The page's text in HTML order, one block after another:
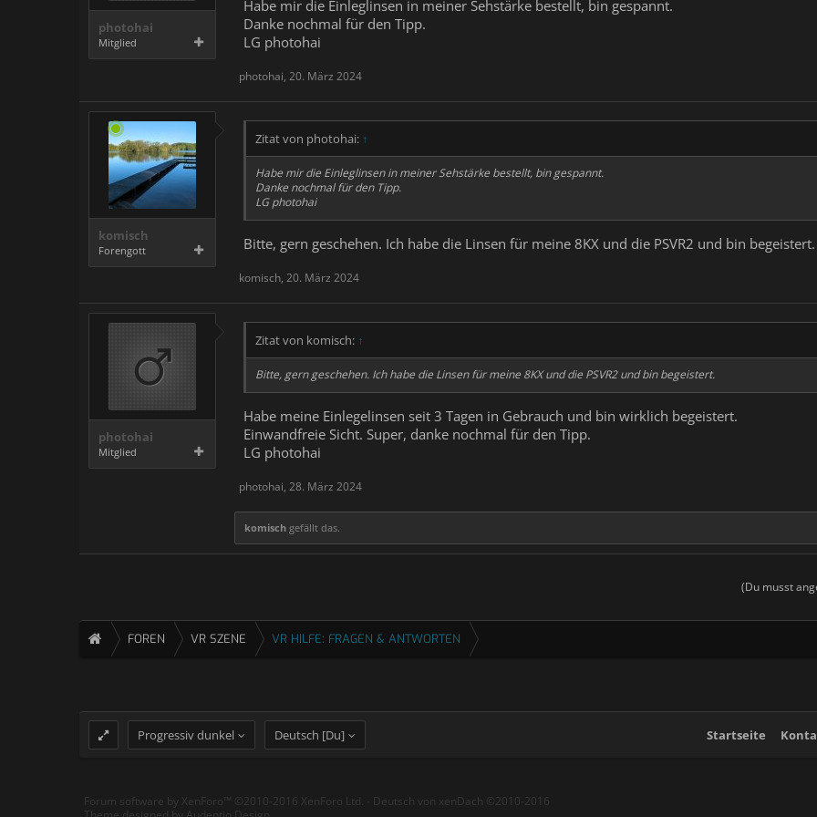
photohai
Mitglied
Habe mir die Einleglinsen in meiner Sehstärke bestellt, bin gespannt.
Danke nochmal für den Tipp.
LG photohai
photohai, 20. März 2024
komisch
Forengott
Zitat von photohai: ↑
Habe mir die Einleglinsen in meiner Sehstärke bestellt, bin gespannt.
Danke nochmal für den Tipp.
LG photohai
Bitte, gern geschehen. Ich habe die Linsen für meine 8KX und die PSVR2 und bin begeistert.
komisch, 20. März 2024
photohai
Mitglied
Zitat von komisch: ↑
Bitte, gern geschehen. Ich habe die Linsen für meine 8KX und die PSVR2 und bin begeistert.
Habe meine Einlegelinsen seit 3 Tagen in Gebrauch und bin wirklich begeistert.
Einwandfreie Sicht. Super, danke nochmal für den Tipp.
LG photohai
photohai, 28. März 2024
komisch gefällt das.
(Du musst
FOREN VR SZENE VR HILFE: FRAGEN & ANTWORTEN
Progressiv dunkel Deutsch [Du] Startseite
Forum software by XenForo™ ©2010-2016 XenForo Ltd. - Deutsch von xenDach ©2010-2016